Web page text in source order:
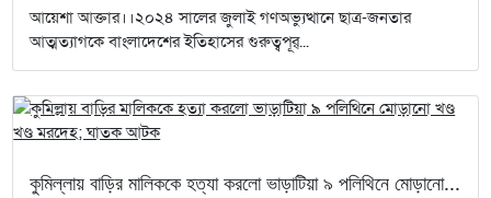
আয়েশা আক্তার।।২০২৪ সালের জুলাই গণঅভ্যুত্থানে ছাত্র-জনতার
আত্মত্যাগকে বাংলাদেশের ইতিহাসের গুরুত্বপূর্...
কুমিল্লায় বাড়ির মালিককে হত্যা করলো ভাড়াটিয়া ৯ পলিথিনে মোড়ানো...